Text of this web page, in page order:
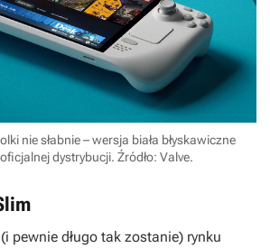
nie słabnie – wersja biała błyskawiczne
dystrybucji. Źródło: Valve.
pewnie długo tak zostanie) rynku